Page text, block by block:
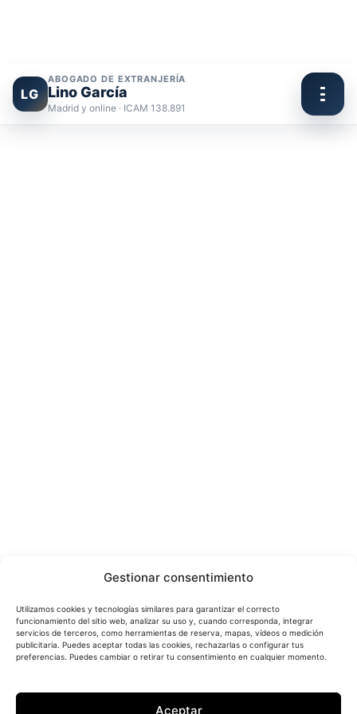
Gestionar consentimiento
Utilizamos cookies y tecnologías similares para garantizar el correcto
funcionamiento del sitio web, analizar su uso y, cuando corresponda, integrar
servicios de terceros, como herramientas de reserva, mapas, vídeos o medición
publicitaria. Puedes aceptar todas las cookies, rechazarlas o configurar tus
preferencias. Puedes cambiar o retirar tu consentimiento en cualquier momento.
Aceptar
LG
ABOGADO DE EXTRANJERÍA
Lino García
Madrid y online · ICAM 138.891